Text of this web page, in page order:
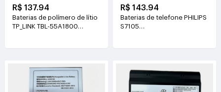
R$ 137.94
Baterias de polímero de lítio
TP_LINK TBL-55A1800
R$ 143.94
Baterias de telefone PHILIPS
S7105